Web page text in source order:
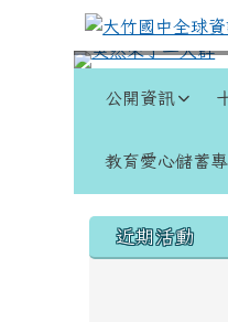
跳至主內容區
大竹國中全
公開資訊
教育愛心儲蓄
左邊區
近期活動
頁尾區域